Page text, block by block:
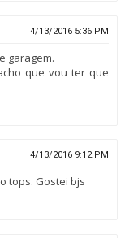
4/13/2016 5:36 PM
garagem.
que vou ter que
4/13/2016 9:12 PM
tops. Gostei bjs